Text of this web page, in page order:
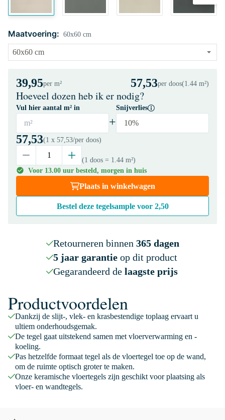
Maatvoering: 60x60 cm
39,95per m² 57,53per doos(1.44 m²)
Hoeveel dozen heb ik er nodig?
Vul hier aantal m² in
m² +
Snijverlies
10%
57,53(1 x 57,53/per doos)
(1 doos = 1.44 m²)
Voor 13.00 uur besteld, morgen in huis
Plaats in winkelwagen
Bestel deze tegelsample voor 2,50
Retourneren binnen 365 dagen
5 jaar garantieop dit product
Gegarandeerd de laagste prijs
Productvoordelen
Dankzij de slijt-, vlek- en krasbestendige toplaag ervaart u
ultiem onderhoudsgemak.
De tegel gaat uitstekend samen met vloerverwarming en -
koeling.
Pas hetzelfde formaat tegel als de vloertegel toe op de wand,
om de ruimte optisch groter te maken.
Onze keramische vloertegels zijn geschikt voor plaatsing als
vloer- en wandtegels.